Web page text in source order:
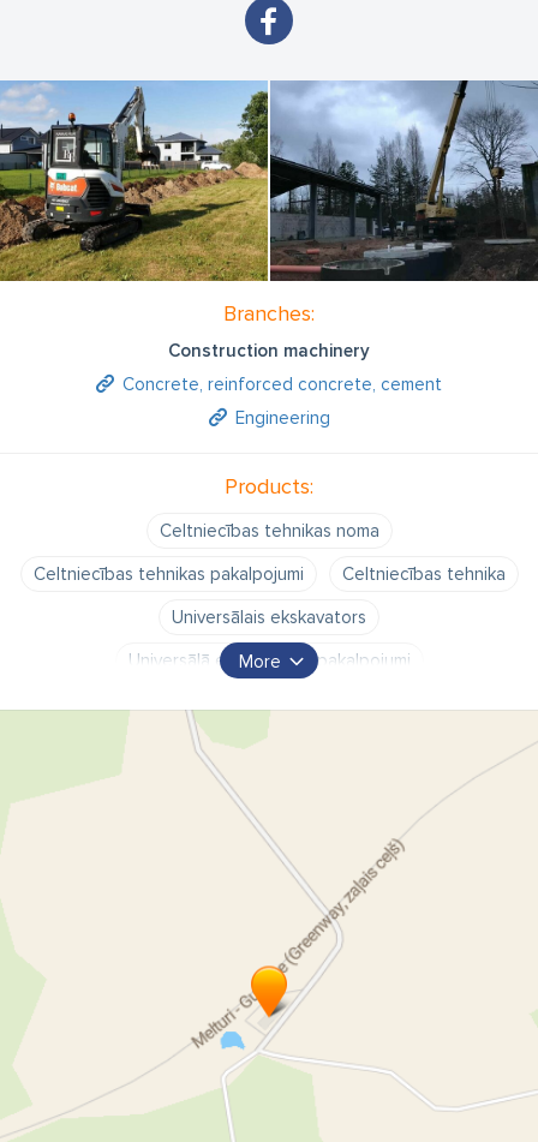
Branches:
Construction machinery
Concrete, reinforced concrete, cement
Engineering
Products:
Celtniecības tehnikas noma
Celtniecības tehnikas pakalpojumi
Celtniecības tehnika
Universālais ekskavators
Universālā ekskavatora pakalpojumi
Ceļamkrāns
Būvniecības tehnikas pakalpojumi
Mini ekskavators
Asenizācijas mašīna ar augstspiediena skalošanas sistēmu
6m3
More